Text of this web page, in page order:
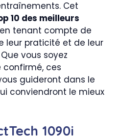
Cet
10 des meilleurs
tenant compte de
leur praticité et de leur
vous soyez
ces
guideront dans le
conviendront le mieux
1090i